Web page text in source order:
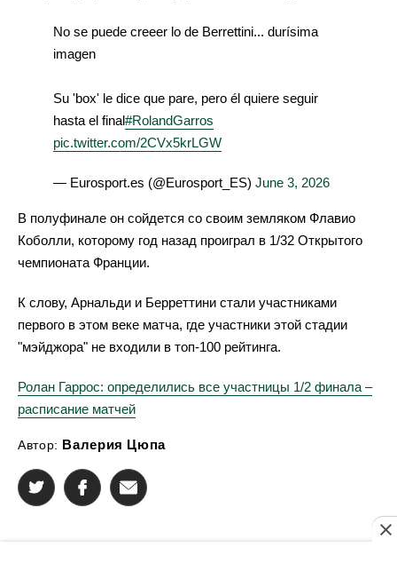
No se puede creeer lo de Berrettini... durísima
imagen
Su 'box' le dice que pare, pero él quiere seguir
hasta el final#RolandGarros
pic.twitter.com/2CVx5krLGW
— Eurosport.es (@Eurosport_ES) June 3, 2026
В полуфинале он сойдется со своим земляком Флавио
Коболли, которому год назад проиграл в 1/32 Открытого
чемпионата Франции.
К слову, Арнальди и Берреттини стали участниками
первого в этом веке матча, где участники этой стадии
"мэйджора" не входили в топ-100 рейтинга.
Ролан Гаррос: определились все участницы 1/2 финала –
расписание матчей
Автор: Валерия Цюпа